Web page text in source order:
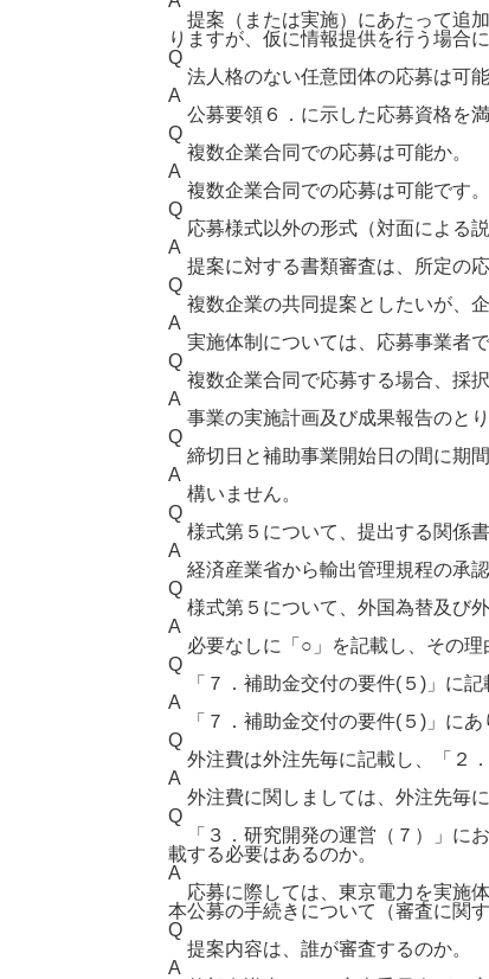
提案（または実施）にあたって追
りますが、仮に情報提供を行う場合
Q
法人格のない任意団体の応募は可能
A
公募要領６．に示した応募資格を
Q
複数企業合同での応募は可能か。
A
複数企業合同での応募は可能です
Q
応募様式以外の形式（対面による
A
提案に対する書類審査は、所定の
Q
複数企業の共同提案としたいが、
A
実施体制については、応募事業者で
Q
複数企業合同で応募する場合、採
A
事業の実施計画及び成果報告のと
Q
締切日と補助事業開始日の間に期
A
構いません。
Q
様式第５について、提出する関係書
A
経済産業省から輸出管理規程の承
Q
様式第５について、外国為替及び
A
必要なしに「○」を記載し、その理
Q
「７．補助金交付の要件(５)」に記
A
「７．補助金交付の要件(５)」にあ
Q
外注費は外注先毎に記載し、「２
A
外注費に関しましては、外注先毎
Q
「３．研究開発の運営（７）」に
載する必要はあるのか。
A
応募に際しては、東京電力を実施
本公募の手続きについて（審査に関す
Q
提案内容は、誰が審査するのか。
A